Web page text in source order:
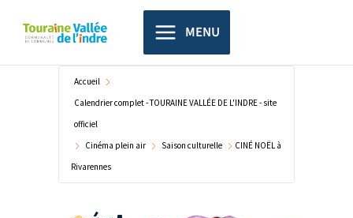
principal
MENU
Accueil
Calendrier complet - TOURAINE VALLÉE DE L'INDRE - site
officiel
Cinéma plein air
Saison culturelle
CINÉ NOËL à
Rivarennes